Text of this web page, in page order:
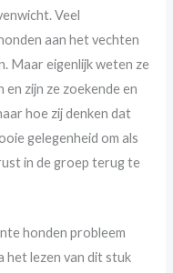
Veel
aan het vechten
Maar eigenlijk weten ze
zijn ze zoekende en
hoe zij denken dat
gelegenheid om als
in de groep terug te
honden probleem
het lezen van dit stuk